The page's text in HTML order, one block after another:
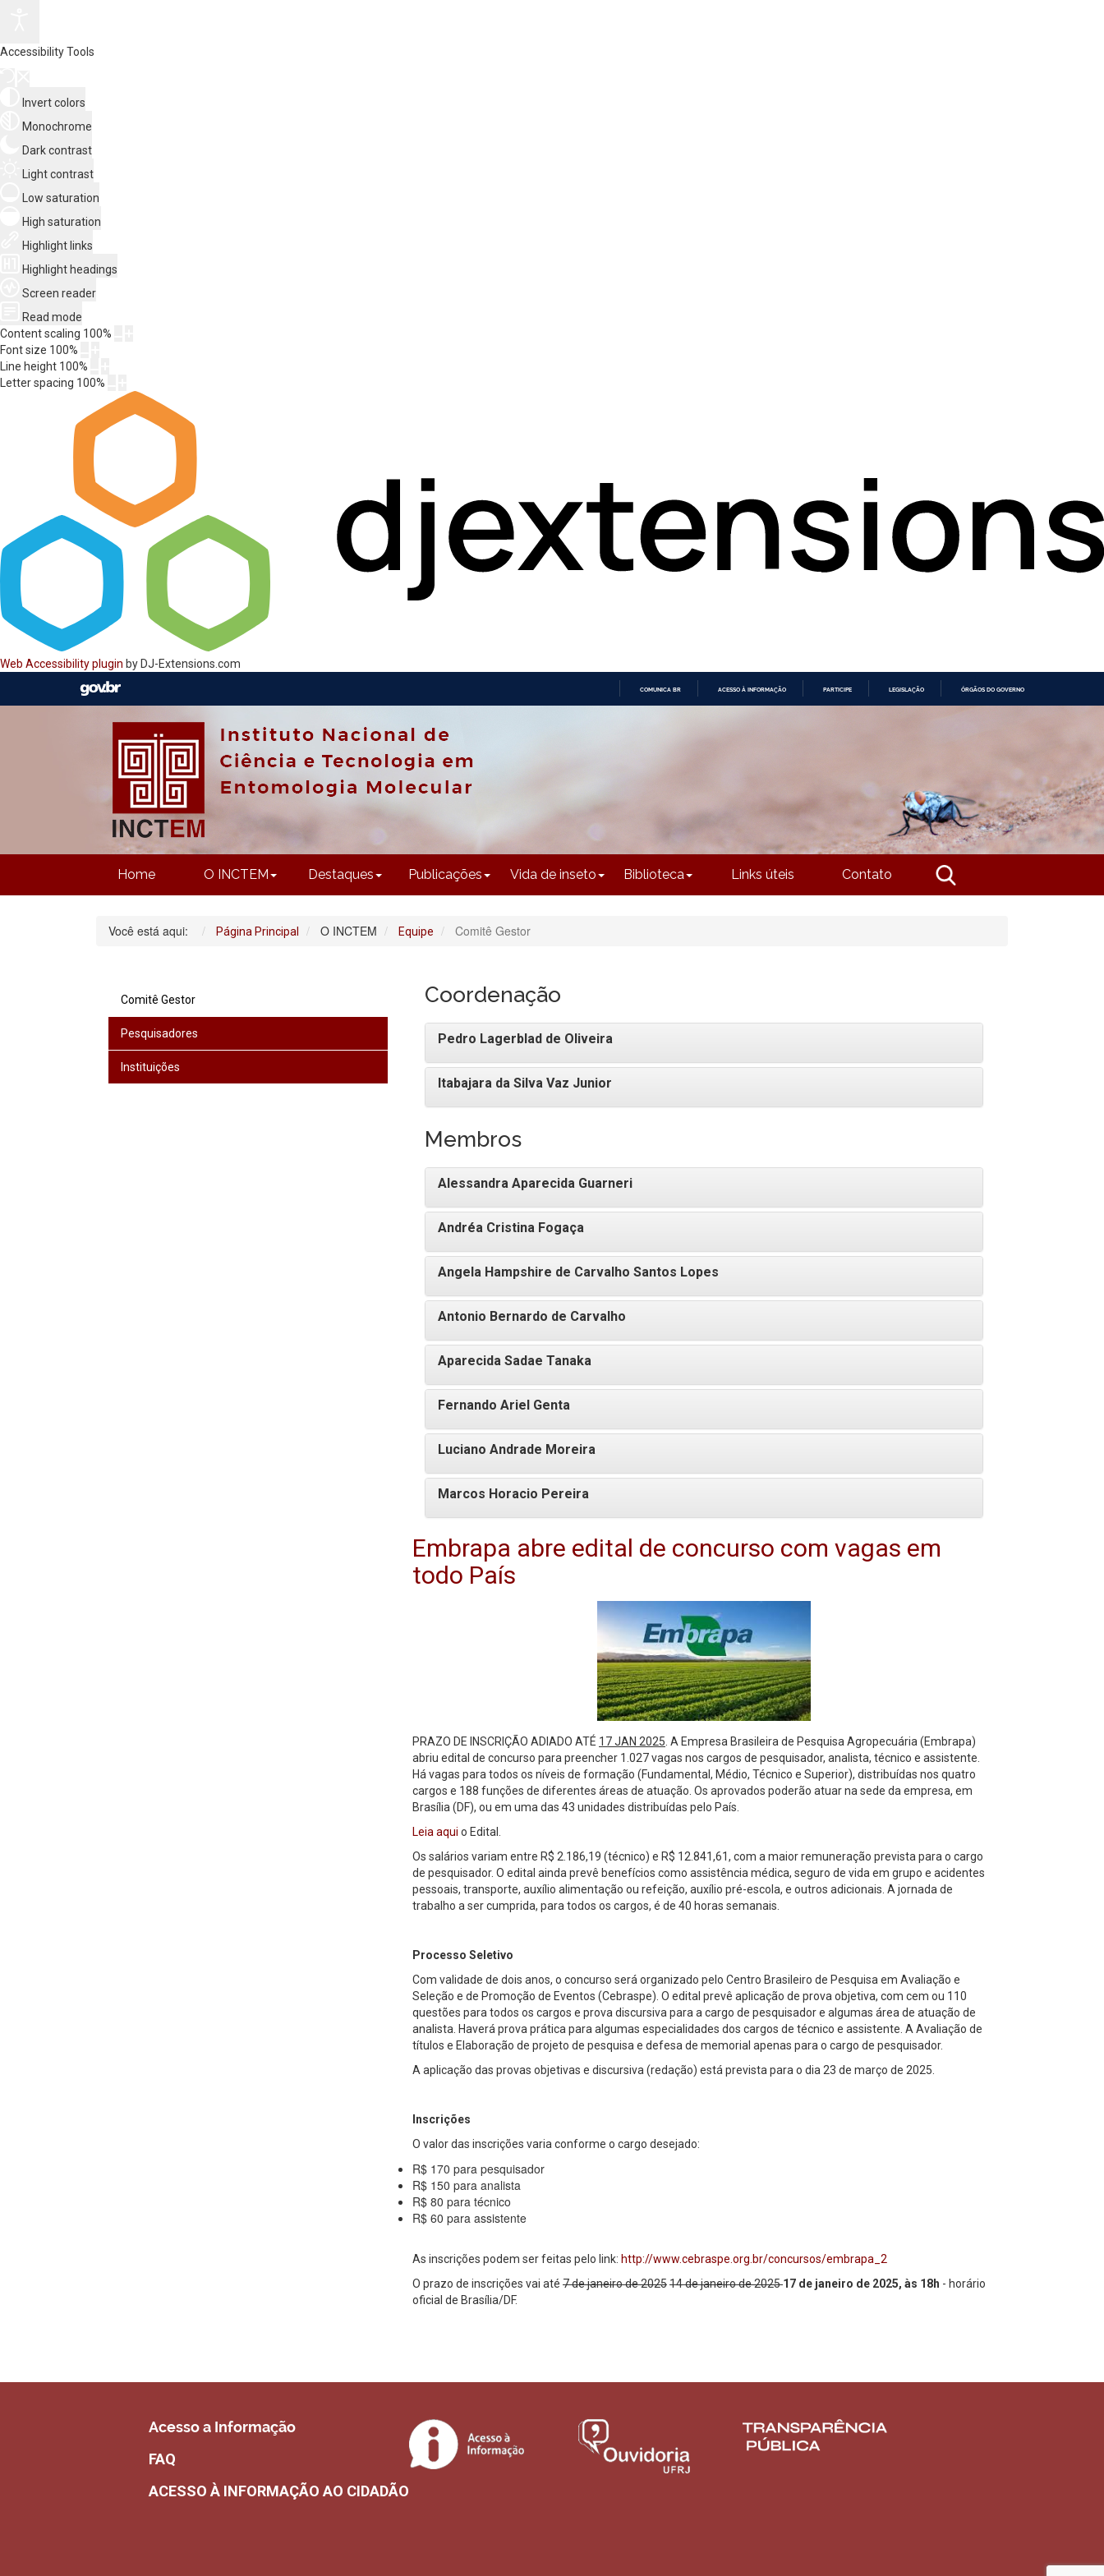
Accessibility Tools
Invert colors
Monochrome
Dark contrast
Light contrast
Low saturation
High saturation
Highlight links
Highlight headings
Screen reader
Read mode
Content scaling 100%
Font size 100%
Line height 100%
Letter spacing 100%
Web Accessibility plugin by DJ-Extensions.com
COMUNICA BR ACESSO À INFORMAÇÃO PARTICIPE LEGISLAÇÃO ÓRGÃOS DO GOVERNO
Home O INCTEM Destaques Publicações Vida de inseto Biblioteca Links úteis Contato
Você está aqui: Página Principal O INCTEM Equipe Comitê Gestor
Comitê Gestor
Pesquisadores
Instituições
Coordenação
Pedro Lagerblad de Oliveira
Itabajara da Silva Vaz Junior
Membros
Alessandra Aparecida Guarneri
Andréa Cristina Fogaça
Angela Hampshire de Carvalho Santos Lopes
Antonio Bernardo de Carvalho
Aparecida Sadae Tanaka
Fernando Ariel Genta
Luciano Andrade Moreira
Marcos Horacio Pereira
Embrapa abre edital de concurso com vagas em
todo País
PRAZO DE INSCRIÇÃO ADIADO ATÉ 17 JAN 2025. A Empresa Brasileira de Pesquisa Agropecuária (Embrapa)
abriu edital de concurso para preencher 1.027 vagas nos cargos de pesquisador, analista, técnico e assistente.
Há vagas para todos os níveis de formação (Fundamental, Médio, Técnico e Superior), distribuídas nos quatro
cargos e 188 funções de diferentes áreas de atuação. Os aprovados poderão atuar na sede da empresa, em
Brasília (DF), ou em uma das 43 unidades distribuídas pelo País.
Leia aqui o Edital.
Os salários variam entre R$ 2.186,19 (técnico) e R$ 12.841,61, com a maior remuneração prevista para o cargo
de pesquisador. O edital ainda prevê benefícios como assistência médica, seguro de vida em grupo e acidentes
pessoais, transporte, auxílio alimentação ou refeição, auxílio pré-escola, e outros adicionais. A jornada de
trabalho a ser cumprida, para todos os cargos, é de 40 horas semanais.
Processo Seletivo
Com validade de dois anos, o concurso será organizado pelo Centro Brasileiro de Pesquisa em Avaliação e
Seleção e de Promoção de Eventos (Cebraspe). O edital prevê aplicação de prova objetiva, com cem ou 110
questões para todos os cargos e prova discursiva para a cargo de pesquisador e algumas área de atuação de
analista. Haverá prova prática para algumas especialidades dos cargos de técnico e assistente. A Avaliação de
títulos e Elaboração de projeto de pesquisa e defesa de memorial apenas para o cargo de pesquisador.
A aplicação das provas objetivas e discursiva (redação) está prevista para o dia 23 de março de 2025.
Inscrições
O valor das inscrições varia conforme o cargo desejado:
R$ 170 para pesquisador
R$ 150 para analista
R$ 80 para técnico
R$ 60 para assistente
As inscrições podem ser feitas pelo link: http://www.cebraspe.org.br/concursos/embrapa_2
O prazo de inscrições vai até 7 de janeiro de 202514 de janeiro de 202517 de janeiro de 2025, às 18h - horário
oficial de Brasília/DF.
Acesso a Informação
FAQ
ACESSO À INFORMAÇÃO AO CIDADÃO